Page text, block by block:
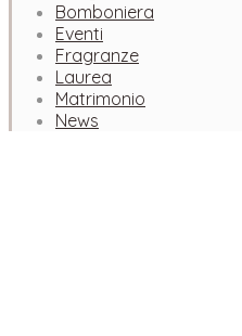
Bomboniera
Eventi
Fragranze
Laurea
Matrimonio
News